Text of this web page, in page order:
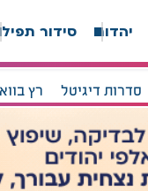
יהדות סידור
סדרות דיגיטל רץ